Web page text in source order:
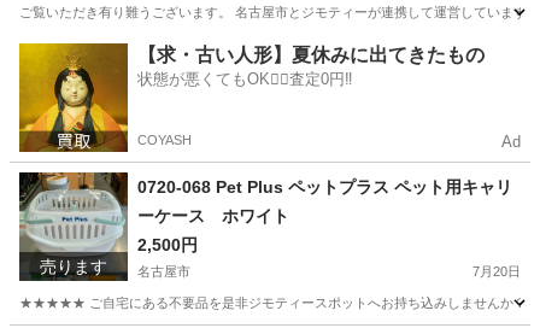
ご覧いただき有り難うございます。 名古屋市とジモティーが連携して運営してい
カードゲーム リユース
【求・古い人形】夏休みに出てきたもの
状態が悪くてもOK🙆‍♀️査定0円‼️
COYASH Ad
売ります
0720-068 Pet Plus ペットプラス ペット用キャリ
ーケース ホワイト
2,500円
名古屋市 7月20日
★★★★★ ご自宅にある不要品を是非ジモティースポットへお持ち込みしませんか？